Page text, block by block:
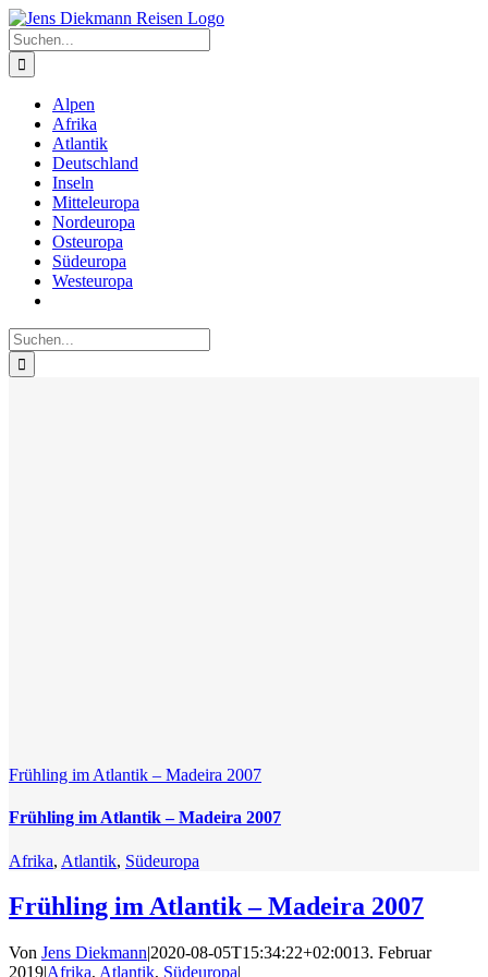
Zum
Inhalt
springen
Suche
nach:
Alpen
Afrika
Atlantik
Deutschland
Inseln
Mitteleuropa
Nordeuropa
Osteuropa
Südeuropa
Westeuropa
Suche
nach:
Frühling im Atlantik – Madeira 2007
Frühling im Atlantik – Madeira 2007
Afrika, Atlantik, Südeuropa
Frühling im Atlantik – Madeira 2007
Von Jens Diekmann|2020-08-05T15:34:22+02:0013. Februar
2019|Afrika, Atlantik, Südeuropa|